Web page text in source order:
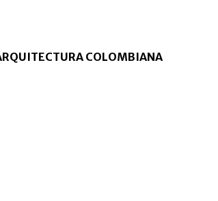
COLOMBIANA